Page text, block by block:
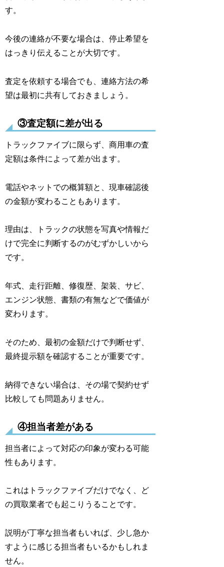
す。
今後の連絡が不要な場合は、停止希望を
はっきり伝えることが大切です。
査定を依頼する場合でも、連絡方法の希
望は最初に共有しておきましょう。
③査定額に差が出る
トラックファイブに限らず、商用車の査
定額は条件によって差が出ます。
電話やネットでの概算額と、現車確認後
の金額が変わることもあります。
理由は、トラックの状態を写真や情報だ
けで完全に判断するのがむずかしいから
です。
年式、走行距離、修復歴、架装、サビ、
エンジン状態、書類の有無などで価値が
変わります。
そのため、最初の金額だけで判断せず、
最終提示額を確認することが重要です。
納得できない場合は、その場で契約せず
比較しても問題ありません。
④担当者差がある
担当者によって対応の印象が変わる可能
性もあります。
これはトラックファイブだけでなく、ど
の買取業者でも起こりうることです。
説明が丁寧な担当者もいれば、少し急か
すように感じる担当者もいるかもしれま
せん。